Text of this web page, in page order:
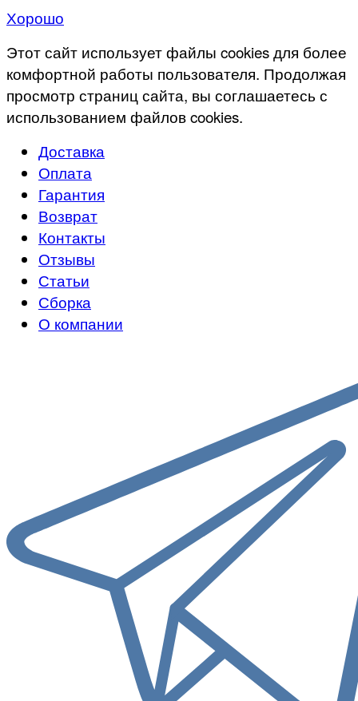
Хорошо
Этот сайт использует файлы cookies для более
комфортной работы пользователя. Продолжая
просмотр страниц сайта, вы соглашаетесь с
использованием файлов cookies.
Доставка
Оплата
Гарантия
Возврат
Контакты
Отзывы
Статьи
Сборка
О компании